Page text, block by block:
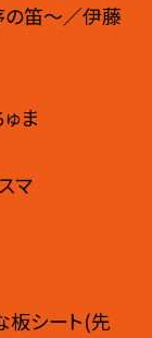
の笛〜／伊藤
ま
マ
板シート(先